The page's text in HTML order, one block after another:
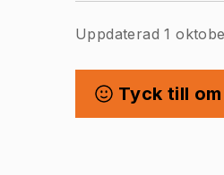
Uppdaterad 1
Tyck till